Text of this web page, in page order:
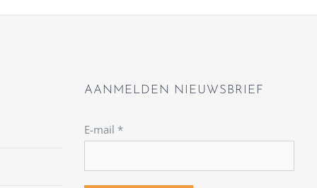
AANMELDEN NIEUWSBRIEF
E-mail *